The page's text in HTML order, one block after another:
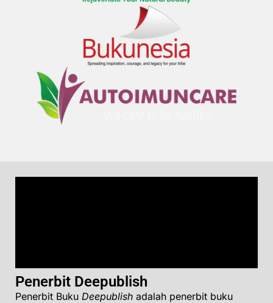
Penerbit Deepublish
Penerbit Buku Deepublish adalah penerbit buku